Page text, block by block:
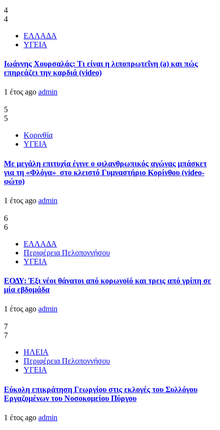
4
4
ΕΛΛΑΔΑ
ΥΓΕΙΑ
Ιωάννης Χουρσαλάς: Τι είναι η λιποπρωτεΐνη (a) και πώς
επηρεάζει την καρδιά (video)
1 έτος ago admin
5
5
Κορινθία
ΥΓΕΙΑ
Με μεγάλη επιτυχία έγινε ο φιλανθρωπικός αγώνας μπάσκετ
για τη «Φλόγα» στο κλειστό Γυμναστήριο Κορίνθου (video-
φώτο)
1 έτος ago admin
6
6
ΕΛΛΑΔΑ
Περιφέρεια Πελοποννήσου
ΥΓΕΙΑ
ΕΟΔΥ: Έξι νέοι θάνατοι από κορωνοϊό και τρεις από γρίπη σε
μία εβδομάδα
1 έτος ago admin
7
7
ΗΛΕΙΑ
Περιφέρεια Πελοποννήσου
ΥΓΕΙΑ
Εύκολη επικράτηση Γεωργίου στις εκλογές του Συλλόγου
Εργαζομένων του Νοσοκομείου Πύργου
1 έτος ago admin